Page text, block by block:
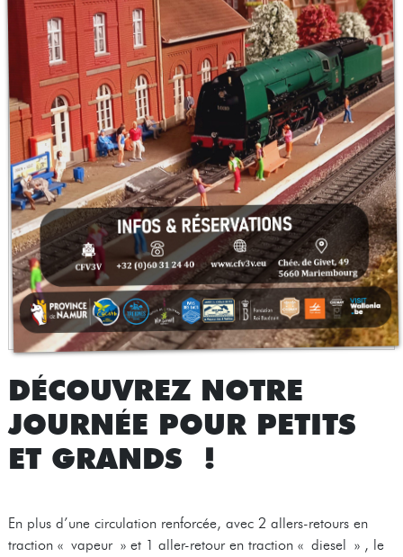
DÉCOUVREZ NOTRE
JOURNÉE POUR PETITS
ET GRANDS !
En plus d’une circulation renforcée, avec 2 allers-retours en
traction « vapeur » et 1 aller-retour en traction « diesel » , le